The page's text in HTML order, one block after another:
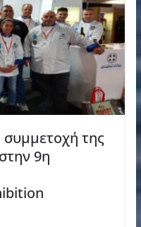
συμμετοχή της
9η